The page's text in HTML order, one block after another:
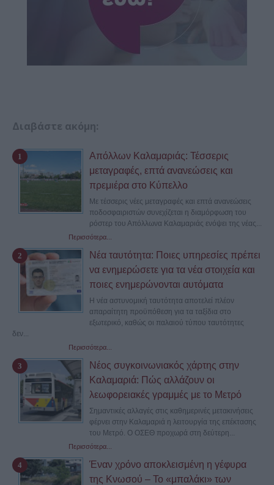
Διαβάστε ακόμη:
Απόλλων Καλαμαριάς: Τέσσερις
μεταγραφές, επτά ανανεώσεις και
πρεμιέρα στο Κύπελλο
Με τέσσερις νέες μεταγραφές και επτά ανανεώσεις
ποδοσφαιριστών συνεχίζεται η διαμόρφωση του
ρόστερ του Απόλλωνα Καλαμαριάς ενόψει της νέας...
Περισσότερα...
Νέα ταυτότητα: Ποιες υπηρεσίες πρέπει
να ενημερώσετε για τα νέα στοιχεία και
ποιες ενημερώνονται αυτόματα
Η νέα αστυνομική ταυτότητα αποτελεί πλέον
απαραίτητη προϋπόθεση για τα ταξίδια στο
εξωτερικό, καθώς οι παλαιού τύπου ταυτότητες
δεν...
Περισσότερα...
Νέος συγκοινωνιακός χάρτης στην
Καλαμαριά: Πώς αλλάζουν οι
λεωφορειακές γραμμές με το Μετρό
Σημαντικές αλλαγές στις καθημερινές μετακινήσεις
φέρνει στην Καλαμαριά η λειτουργία της επέκτασης
του Μετρό. Ο ΟΣΕΘ προχωρά στη δεύτερη...
Περισσότερα...
Έναν χρόνο αποκλεισμένη η γέφυρα
της Κνωσού – Το «μπαλάκι» των